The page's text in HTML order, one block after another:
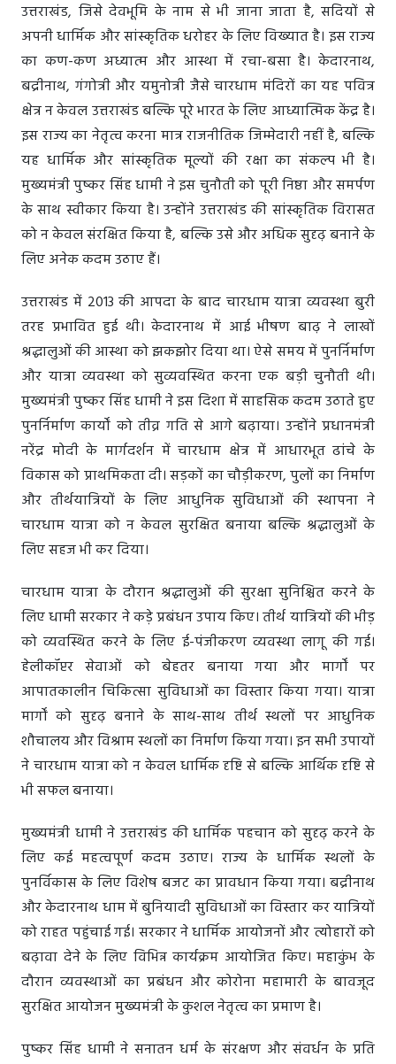
उत्तराखंड, जिसे देवभूमि के नाम से भी जाना जाता है, सदियों से
अपनी धार्मिक और सांस्कृतिक धरोहर के लिए विख्यात है। इस राज्य
का कण-कण अध्यात्म और आस्था में रचा-बसा है। केदारनाथ,
बद्रीनाथ, गंगोत्री और यमुनोत्री जैसे चारधाम मंदिरों का यह पवित्र
क्षेत्र न केवल उत्तराखंड बल्कि पूरे भारत के लिए आध्यात्मिक केंद्र है।
इस राज्य का नेतृत्व करना मात्र राजनीतिक जिम्मेदारी नहीं है, बल्कि
यह धार्मिक और सांस्कृतिक मूल्यों की रक्षा का संकल्प भी है।
मुख्यमंत्री पुष्कर सिंह धामी ने इस चुनौती को पूरी निष्ठा और समर्पण
के साथ स्वीकार किया है। उन्होंने उत्तराखंड की सांस्कृतिक विरासत
को न केवल संरक्षित किया है, बल्कि उसे और अधिक सुदृढ़ बनाने के
लिए अनेक कदम उठाए हैं।
उत्तराखंड में 2013 की आपदा के बाद चारधाम यात्रा व्यवस्था बुरी
तरह प्रभावित हुई थी। केदारनाथ में आई भीषण बाढ़ ने लाखों
श्रद्धालुओं की आस्था को झकझोर दिया था। ऐसे समय में पुनर्निर्माण
और यात्रा व्यवस्था को सुव्यवस्थित करना एक बड़ी चुनौती थी।
मुख्यमंत्री पुष्कर सिंह धामी ने इस दिशा में साहसिक कदम उठाते हुए
पुनर्निर्माण कार्यों को तीव्र गति से आगे बढ़ाया। उन्होंने प्रधानमंत्री
नरेंद्र मोदी के मार्गदर्शन में चारधाम क्षेत्र में आधारभूत ढांचे के
विकास को प्राथमिकता दी। सड़कों का चौड़ीकरण, पुलों का निर्माण
और तीर्थयात्रियों के लिए आधुनिक सुविधाओं की स्थापना ने
चारधाम यात्रा को न केवल सुरक्षित बनाया बल्कि श्रद्धालुओं के
लिए सहज भी कर दिया।
चारधाम यात्रा के दौरान श्रद्धालुओं की सुरक्षा सुनिश्चित करने के
लिए धामी सरकार ने कड़े प्रबंधन उपाय किए। तीर्थ यात्रियों की भीड़
को व्यवस्थित करने के लिए ई-पंजीकरण व्यवस्था लागू की गई।
हेलीकॉप्टर सेवाओं को बेहतर बनाया गया और मार्गों पर
आपातकालीन चिकित्सा सुविधाओं का विस्तार किया गया। यात्रा
मार्गों को सुदृढ़ बनाने के साथ-साथ तीर्थ स्थलों पर आधुनिक
शौचालय और विश्राम स्थलों का निर्माण किया गया। इन सभी उपायों
ने चारधाम यात्रा को न केवल धार्मिक दृष्टि से बल्कि आर्थिक दृष्टि से
भी सफल बनाया।
मुख्यमंत्री धामी ने उत्तराखंड की धार्मिक पहचान को सुदृढ़ करने के
लिए कई महत्वपूर्ण कदम उठाए। राज्य के धार्मिक स्थलों के
पुनर्विकास के लिए विशेष बजट का प्रावधान किया गया। बद्रीनाथ
और केदारनाथ धाम में बुनियादी सुविधाओं का विस्तार कर यात्रियों
को राहत पहुंचाई गई। सरकार ने धार्मिक आयोजनों और त्योहारों को
बढ़ावा देने के लिए विभिन्न कार्यक्रम आयोजित किए। महाकुंभ के
दौरान व्यवस्थाओं का प्रबंधन और कोरोना महामारी के बावजूद
सुरक्षित आयोजन मुख्यमंत्री के कुशल नेतृत्व का प्रमाण है।
पुष्कर सिंह धामी ने सनातन धर्म के संरक्षण और संवर्धन के प्रति